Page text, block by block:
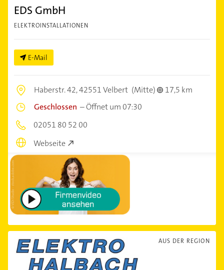
EDS GmbH
ELEKTROINSTALLATIONEN
E-Mail
Haberstr. 42,42551 Velbert (Mitte)
17,5 km
Geschlossen –Öffnet um 07:30
02051 80 52 00
Webseite
AUS DER REGION